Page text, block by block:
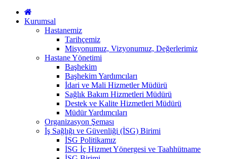
Kurumsal
Hastanemiz
Tarihçemiz
Misyonumuz, Vizyonumuz, Değerlerimiz
Hastane Yönetimi
Başhekim
Başhekim Yardımcıları
İdari ve Mali Hizmetler Müdürü
Sağlık Bakım Hizmetleri Müdürü
Destek ve Kalite Hizmetleri Müdürü
Müdür Yardımcıları
Organizasyon Şeması
İş Sağlığı ve Güvenliği (İSG) Birimi
İSG Politikamız
İSG İç Hizmet Yönergesi ve Taahhütname